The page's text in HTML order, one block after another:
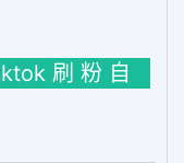
刷 粉 自